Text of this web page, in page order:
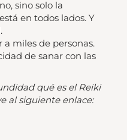
sino solo la
en todos lados. Y
miles de personas.
de sanar con las
qué es el Reiki
al siguiente enlace: